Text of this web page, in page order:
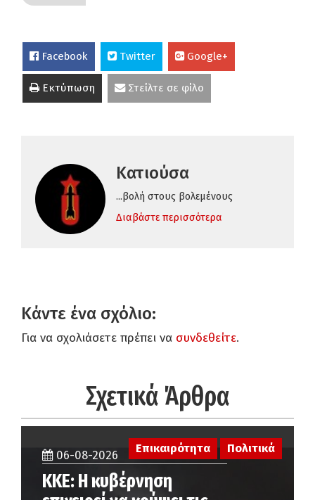
Facebook Twitter Google+
Εκτύπωση Στείλτε σε φίλο
Κατιούσα
...βολή στους βολεμένους
Διαβάστε περισσότερα
Κάντε ένα σχόλιο:
Για να σχολιάσετε πρέπει να συνδεθείτε.
Σχετικά Άρθρα
Επικαιρότητα Πολιτικά
06-08-2026
ΚΚΕ: Η κυβέρνηση